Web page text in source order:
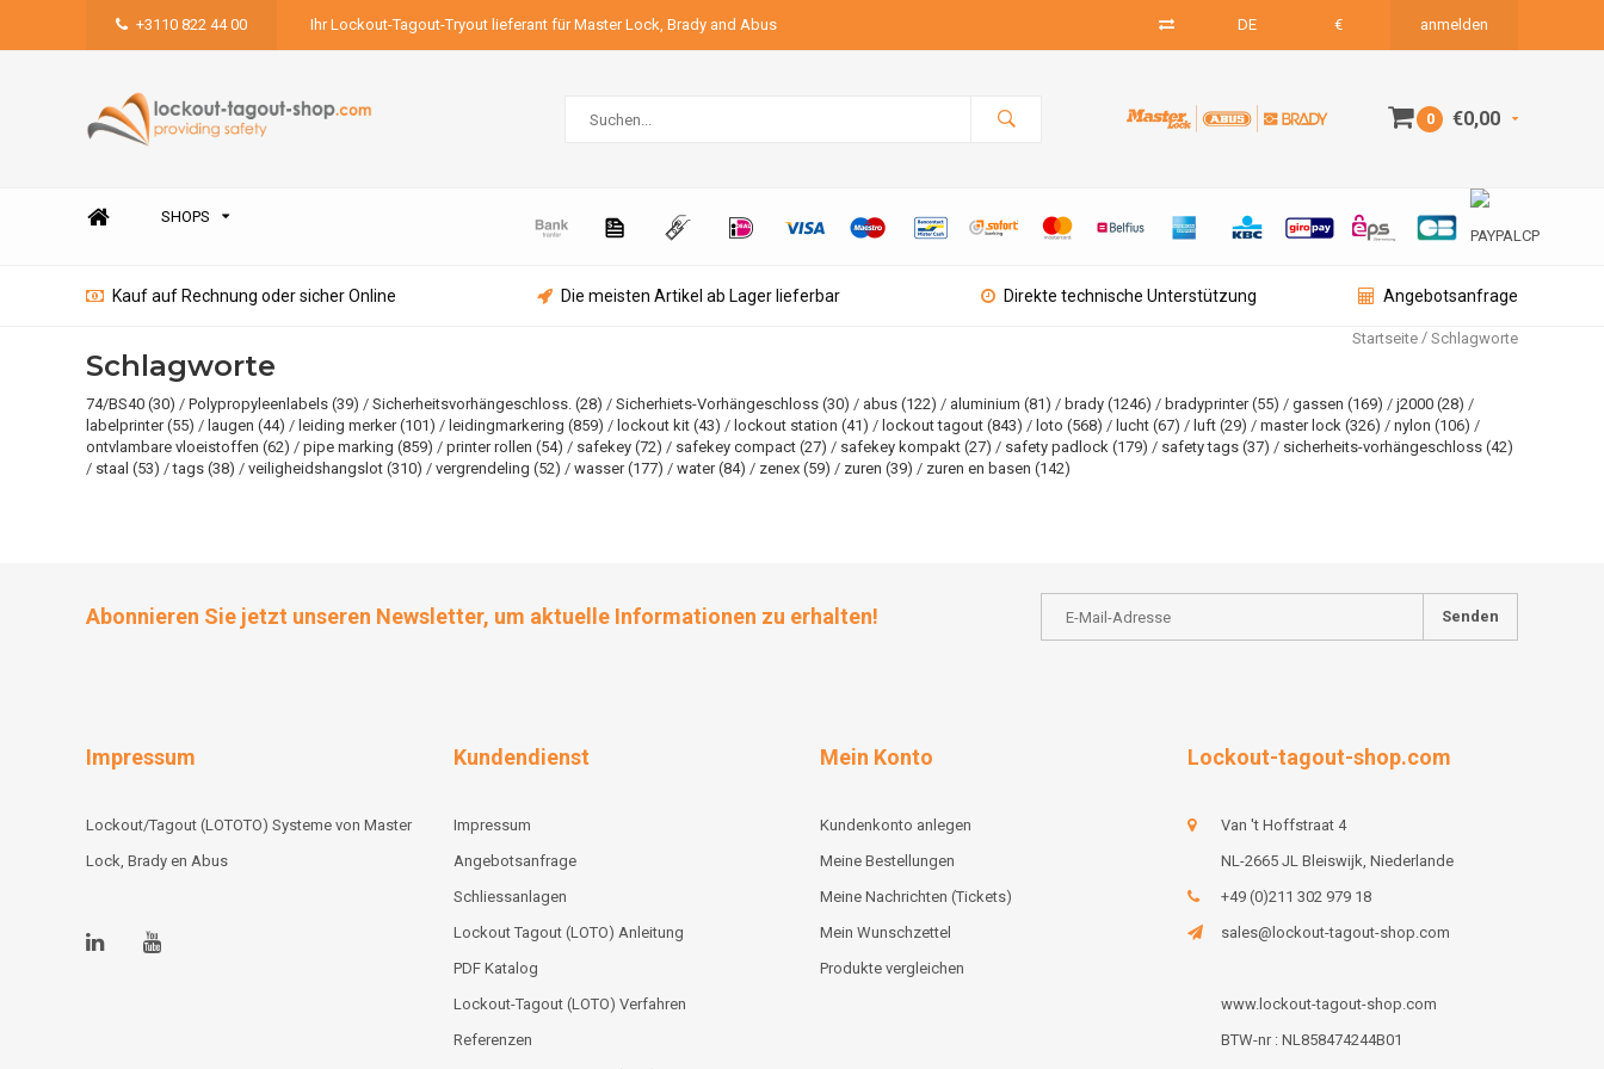
+3110 822 44 00 Ihr Lockout-Tagout-Tryout lieferant für Master Lock, Brady and Abus DE € anmelden
0 €0,00
SHOPS
Kauf auf Rechnung oder sicher Online Die meisten Artikel ab Lager lieferbar Direkte technische Unterstützung Angebotsanfrage
Schlagworte
Startseite / Schlagworte
74/BS40 (30) / Polypropyleenlabels (39) / Sicherheitsvorhängeschloss. (28) / Sicherhiets-Vorhängeschloss (30) / abus (122) / aluminium (81) / brady (1246) / bradyprinter(55) / gassen (169) / j2000 (28) /
labelprinter(55) / laugen (44) / leiding merker(101) / leidingmarkering (859) / lockout kit (43) / lockout station (41) / lockout tagout (843) / loto (568) / lucht (67) / luft (29) / master lock (326) / nylon (106) /
ontvlambare vloeistoffen (62) / pipe marking (859) / printer rollen (54) / safekey (72) / safekey compact (27) / safekey kompakt (27) / safety padlock (179) / safety tags (37) / sicherheits-vorhängeschloss (42)
/ staal (53) /tags (38) / veiligheidshangslot (310) / vergrendeling (52) / wasser(177) / water(84) / zenex (59) / zuren (39) / zuren en basen (142)
Abonnieren Sie jetzt unseren Newsletter, um aktuelle Informationen zu erhalten! Senden
Impressum
Lockout/Tagout (LOTOTO) Systeme von Master
Lock, Brady en Abus
Kundendienst
Impressum
Angebotsanfrage
Schliessanlagen
Lockout Tagout (LOTO) Anleitung
PDF Katalog
Lockout-Tagout (LOTO) Verfahren
Referenzen
Mein Konto
Kundenkonto anlegen
Meine Bestellungen
Meine Nachrichten (Tickets)
Mein Wunschzettel
Produkte vergleichen
Lockout-tagout-shop.com
Van 't Hoffstraat 4
NL-2665 JL Bleiswijk, Niederlande
+49 (0)211 302 979 18
sales@lockout-tagout-shop.com
www.lockout-tagout-shop.com
BTW-nr : NL858474244B01